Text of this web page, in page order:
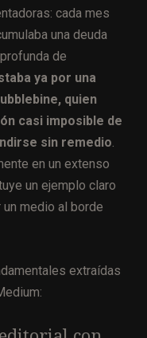
cada mes
una deuda
de
ya por una
quien
casi imposible de
sin remedio
en un extenso
un ejemplo claro
medio al borde
extraídas